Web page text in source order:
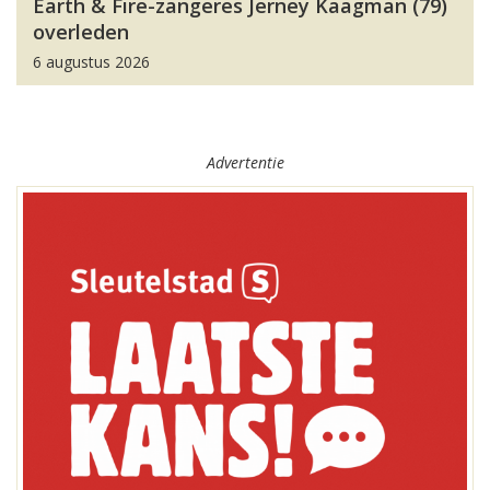
Earth & Fire-zangeres Jerney Kaagman (79)
overleden
6 augustus 2026
Advertentie